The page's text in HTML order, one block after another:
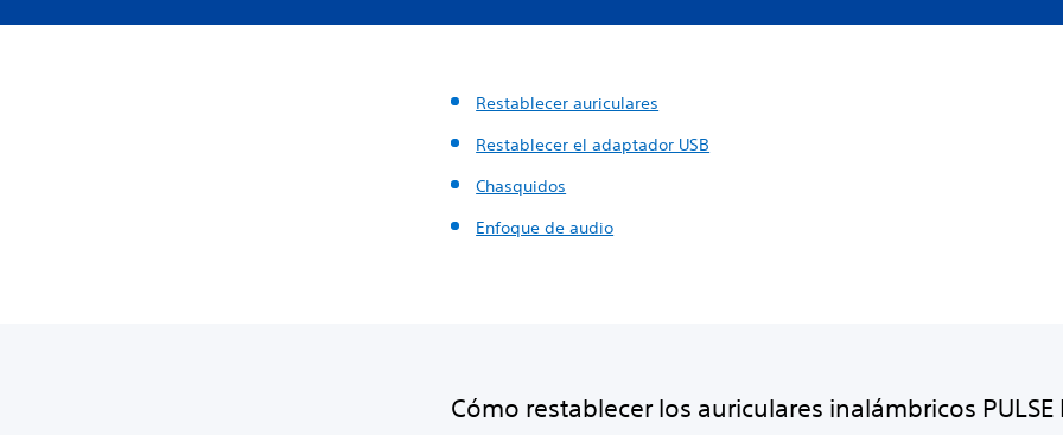
Restablecer auriculares
Restablecer el adaptador USB
Chasquidos
Enfoque de audio
Cómo restablecer los auriculares inalámbricos PULSE